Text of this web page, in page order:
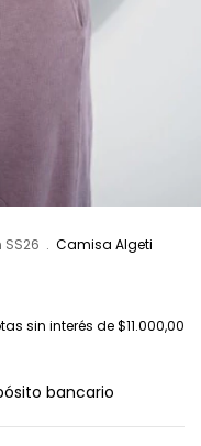
. Camisa Algeti
sin interés de$11.000,00
bancario